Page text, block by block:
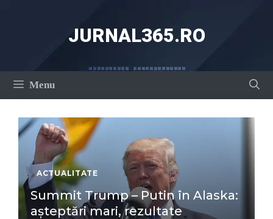
JURNAL365.RO
Menu
ACTUALITATE
Summit Trump – Putin în Alaska:
așteptări mari, rezultate